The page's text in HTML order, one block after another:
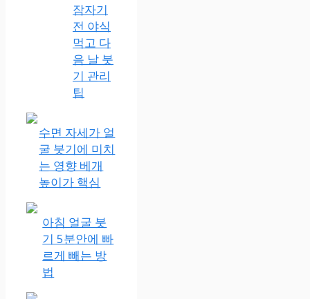
잠자기
전 야식
먹고 다
음 날 붓
기 관리
팁
수면 자세가 얼
굴 붓기에 미치
는 영향 베개
높이가 핵심
아침 얼굴 붓
기 5분안에 빠
르게 빼는 방
법